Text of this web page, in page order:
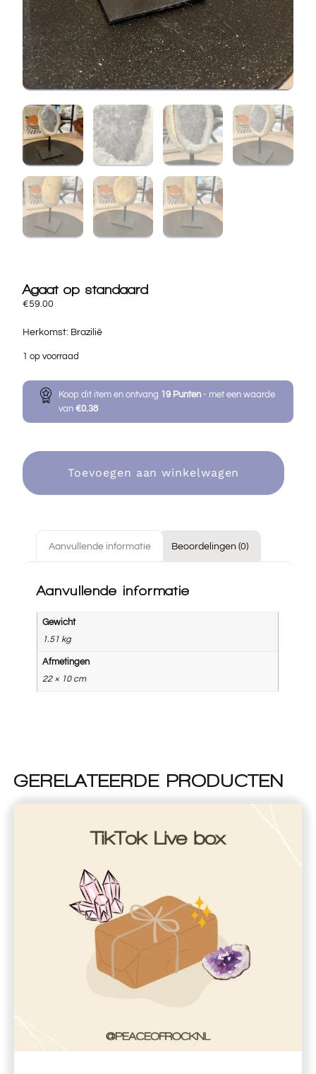
Agaat op standaard
€59.00
Herkomst: Brazilië
1 op voorraad
Koop dit item en ontvang 19 Punten - met een waarde
van€0.38
Toevoegen aan winkelwagen
Aanvullende informatie Beoordelingen (0)
Aanvullende informatie
Gewicht
1.51 kg
Afmetingen
22 × 10 cm
GERELATEERDE PRODUCTEN